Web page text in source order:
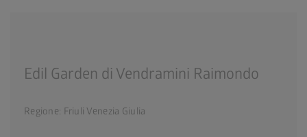
Edil Garden di Vendramini Raimondo
Regione: Friuli Venezia Giulia